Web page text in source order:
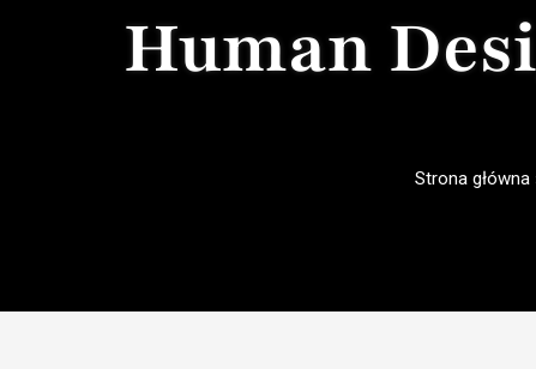
Human
Strona główna